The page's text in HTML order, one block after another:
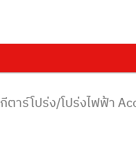
กีตาร์โปร่ง/โปร่งไฟฟ้า